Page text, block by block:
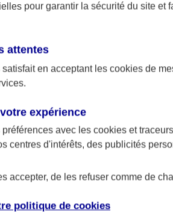
pour garantir la sécurité du site
attentes
en acceptant les cookies de
expérience
avec les cookies et traceurs
centres d'intérêts, des publicités
accepter, de les refuser comme de
politique de cookies